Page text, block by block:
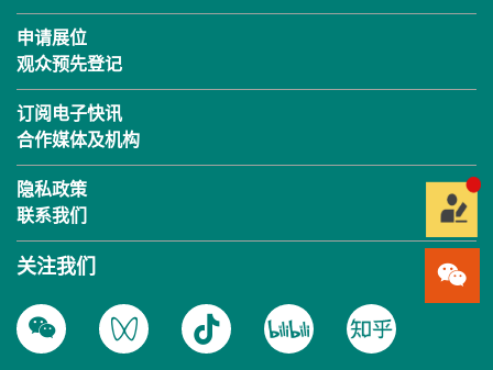
申请展位
观众预先登记
订阅电子快讯
合作媒体及机构
隐私政策
联系我们
关注我们